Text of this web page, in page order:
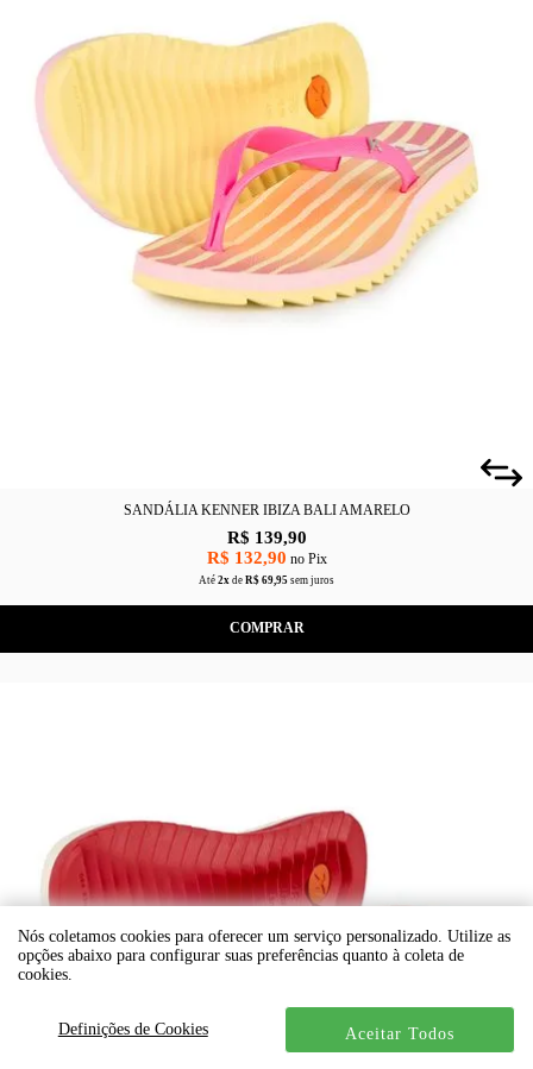
SANDÁLIA KENNER IBIZA BALI AMARELO
R$ 139,90
R$ 132,90 no Pix
Até 2x de R$ 69,95 sem juros
COMPRAR
Nós coletamos cookies para oferecer um serviço personalizado. Utilize as
opções abaixo para configurar suas preferências quanto à coleta de
cookies.
Definições de Cookies Aceitar Todos